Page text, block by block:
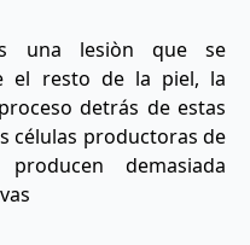
una lesiòn que se
el resto de la piel, la
detrás de estas
células productoras de
demasiada